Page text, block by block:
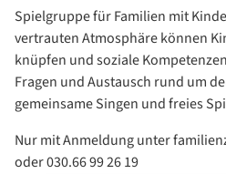
Spielgruppe für Familien mit
vertrauten Atmosphäre können
knüpfen und soziale
Fragen und Austausch rund um
gemeinsame Singen und freies
Nur mit Anmeldung unter
oder 030.66 99 26 19